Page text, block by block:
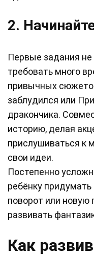
2.
Первые задания
требовать много
привычных
заблудился или
дракончика.
историю, делая
прислушиваться к
свои идеи.
Постепенно
ребёнку
поворот или
развивать
Как